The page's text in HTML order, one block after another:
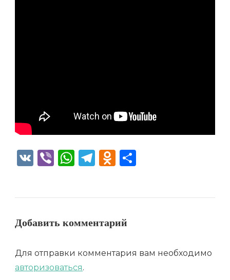
VK ViberWhatsApp
Telegram
Odnoklassniki
Добавить комментарий
Для отправки комментария вам необходимо
авторизоваться.